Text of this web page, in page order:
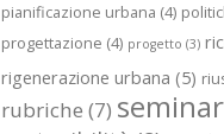
pianificazione urbana (4)
progettazione (4) progetto (3)
rigenerazione urbana (5)
rubriche (7)